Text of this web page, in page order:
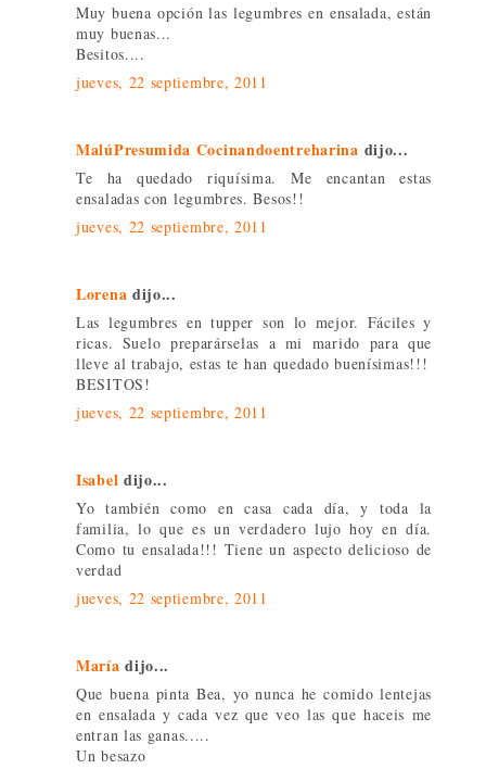
Muy buena opción las legumbres en ensalada, están
muy buenas...
Besitos....
jueves, 22 septiembre, 2011
MalúPresumida Cocinandoentreharina dijo...
Te ha quedado riquísima. Me encantan estas
ensaladas con legumbres. Besos!!
jueves, 22 septiembre, 2011
Lorena dijo...
Las legumbres en tupper son lo mejor. Fáciles y
ricas. Suelo preparárselas a mi marido para que
lleve al trabajo, estas te han quedado buenísimas!!!
BESITOS!
jueves, 22 septiembre, 2011
Isabel dijo...
Yo también como en casa cada día, y toda la
familia, lo que es un verdadero lujo hoy en día.
Como tu ensalada!!! Tiene un aspecto delicioso de
verdad
jueves, 22 septiembre, 2011
María dijo...
Que buena pinta Bea, yo nunca he comido lentejas
en ensalada y cada vez que veo las que haceis me
entran las ganas.....
Un besazo